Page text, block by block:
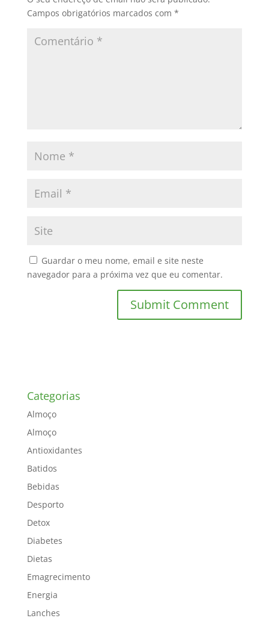
Campos obrigatórios marcados com *
Guardar o meu nome, email e site neste
navegador para a próxima vez que eu comentar.
Categorias
Almoço
Almoço
Antioxidantes
Batidos
Bebidas
Desporto
Detox
Diabetes
Dietas
Emagrecimento
Energia
Lanches